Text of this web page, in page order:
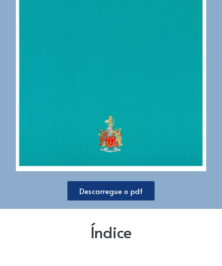
Descarregue o pdf
Índice